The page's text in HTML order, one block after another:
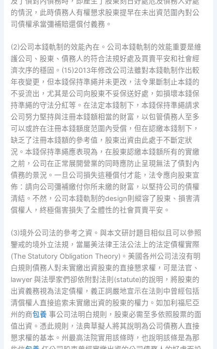
的情況，此時債務人有權懇求股東提早在未出資范圍內對公
司債權承當彌補賠還償付義務。
(2)公司本錢軌制的效能內在。公司本錢軌制的效能重要是維
護公司、股東、債務人的符合法規好處及買賣平安和社會經
濟次序的穩固。(15)2013年修改公司法雖對本錢軌制作出較
年夜變更，但本錢保持準繩并未更改，法令果斷制止本錢的
不妥流出，尤其是公司向股東不妥保送好處，如損壞本錢保
持準繩的守法分紅等。在法定本錢制下，本錢保持準繩請求
公司努力堅持與注冊本錢額相當的財富，以包管債務人至多
可以或許在注冊本錢額度范圍內受償，但在認繳本錢制下，
缺乏了注冊本錢額的參考值，股東出資由此處于不斷定狀
況。本錢保持準繩應表現為，在股東認繳本錢額所有的實繳
之前，公司在正常展開營業的同時應防止呈現無法了債對內
債務的景況。一旦公司損失這種償付才能，法令應向股東宣
佈：請向公司彌補繳付你所未繳的財富，以堅持公司的債權
清結。不然，公司本錢軌制的design則縱容了股東、損害清
償權人，終極傷害損失了全體性的社會買賣平安。
(3)境外公司法的參考之資。與本文研討題目相似且可以參照
鑒戒的境外立法規，當屬美法律王法公法上的法定債權實際
(The Statutory Obligation Theory)。美國各州公司法沒有明
白規則債務人對未實繳出資股東的直接懇求權，可是法官、
lawyer 與法學家們卻依附對法則(statute)的說明，將股東的
出資義務視為法定債權，義正詞嚴地宣示在法則中曾經包括
清償權人直接追索未實繳出資的股東的權力。如加利福尼亞
州的商包養 事公司法明白規則，股東必需至多依照股票的面
值出資。憑此規則，法典草擬人將其說明為公司債務人直接
懇求權的基本。州最高法院實用該條時，也說明該條是為那